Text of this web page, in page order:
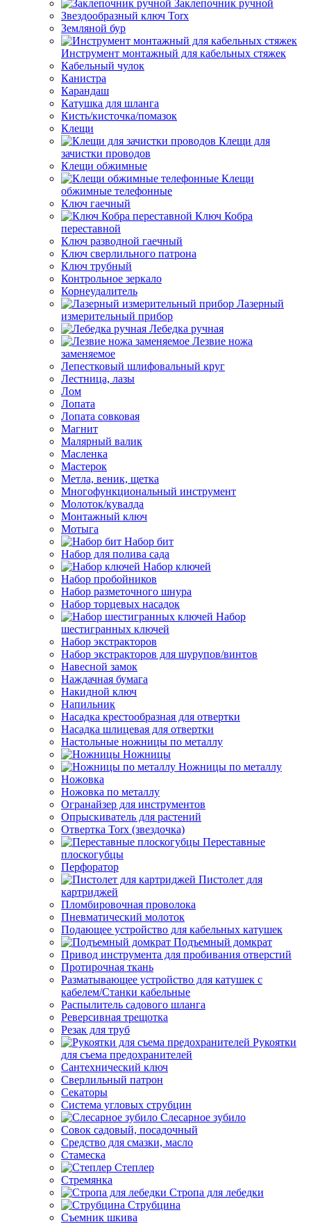
Заклепочник ручной
Звездообразный ключ Torx
Земляной бур
Инструмент монтажный для кабельных стяжек
Кабельный чулок
Канистра
Карандаш
Катушка для шланга
Кисть/кисточка/помазок
Клещи
Клещи для
зачистки проводов
Клещи обжимные
Клещи
обжимные телефонные
Ключ гаечный
Ключ Кобра
переставной
Ключ разводной гаечный
Ключ сверлильного патрона
Ключ трубный
Контрольное зеркало
Корнеудалитель
Лазерный
измерительный прибор
Лебедка ручная
Лезвие ножа
заменяемое
Лепестковый шлифовальный круг
Лестница, лазы
Лом
Лопата
Лопата совковая
Магнит
Малярный валик
Масленка
Мастерок
Метла, веник, щетка
Многофункциональный инструмент
Молоток/кувалда
Монтажный ключ
Мотыга
Набор бит
Набор для полива сада
Набор ключей
Набор пробойников
Набор разметочного шнура
Набор торцевых насадок
Набор
шестигранных ключей
Набор экстракторов
Набор экстракторов для шурупов/винтов
Навесной замок
Наждачная бумага
Накидной ключ
Напильник
Насадка крестообразная для отвертки
Насадка шлицевая для отвертки
Настольные ножницы по металлу
Ножницы
Ножницы по металлу
Ножовка
Ножовка по металлу
Огранайзер для инструментов
Опрыскиватель для растений
Отвертка Torx (звездочка)
Переставные
плоскогубцы
Перфоратор
Пистолет для
картриджей
Пломбировочная проволока
Пневматический молоток
Подающее устройство для кабельных катушек
Подъемный домкрат
Привод инструмента для пробивания отверстий
Протирочная ткань
Разматывающее устройство для катушек с
кабелем/Станки кабельные
Распылитель садового шланга
Реверсивная трещотка
Резак для труб
Рукоятки
для съема предохранителей
Сантехнический ключ
Сверлильный патрон
Секаторы
Система угловых струбцин
Слесарное зубило
Совок садовый, посадочный
Средство для смазки, масло
Стамеска
Степлер
Стремянка
Стропа для лебедки
Струбцина
Съемник шкива